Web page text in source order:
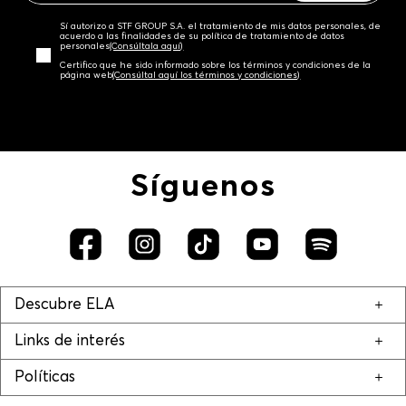
Sí autorizo a STF GROUP S.A. el tratamiento de mis datos personales, de
acuerdo a las finalidades de su política de tratamiento de datos
personales‎(Consúltala aquí)
Certifico que he sido informado sobre los términos y condiciones de la
página web‎(Consúltal aquí los términos y condiciones)
Síguenos
Descubre ELA
Links de interés
Políticas